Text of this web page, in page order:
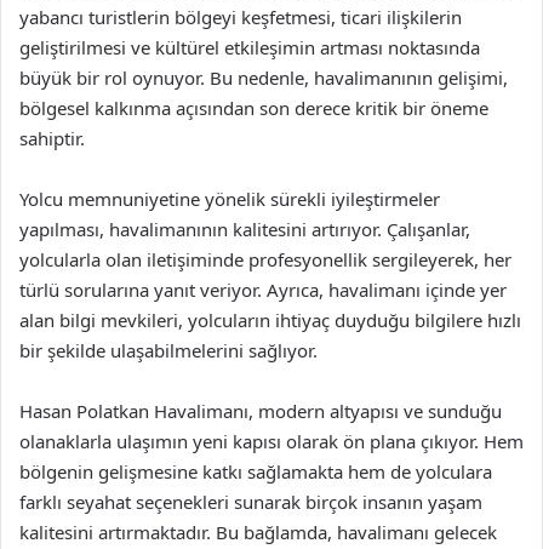
yabancı turistlerin bölgeyi keşfetmesi, ticari ilişkilerin
geliştirilmesi ve kültürel etkileşimin artması noktasında
büyük bir rol oynuyor. Bu nedenle, havalimanının gelişimi,
bölgesel kalkınma açısından son derece kritik bir öneme
sahiptir.
Yolcu memnuniyetine yönelik sürekli iyileştirmeler
yapılması, havalimanının kalitesini artırıyor. Çalışanlar,
yolcularla olan iletişiminde profesyonellik sergileyerek, her
türlü sorularına yanıt veriyor. Ayrıca, havalimanı içinde yer
alan bilgi mevkileri, yolcuların ihtiyaç duyduğu bilgilere hızlı
bir şekilde ulaşabilmelerini sağlıyor.
Hasan Polatkan Havalimanı, modern altyapısı ve sunduğu
olanaklarla ulaşımın yeni kapısı olarak ön plana çıkıyor. Hem
bölgenin gelişmesine katkı sağlamakta hem de yolculara
farklı seyahat seçenekleri sunarak birçok insanın yaşam
kalitesini artırmaktadır. Bu bağlamda, havalimanı gelecek